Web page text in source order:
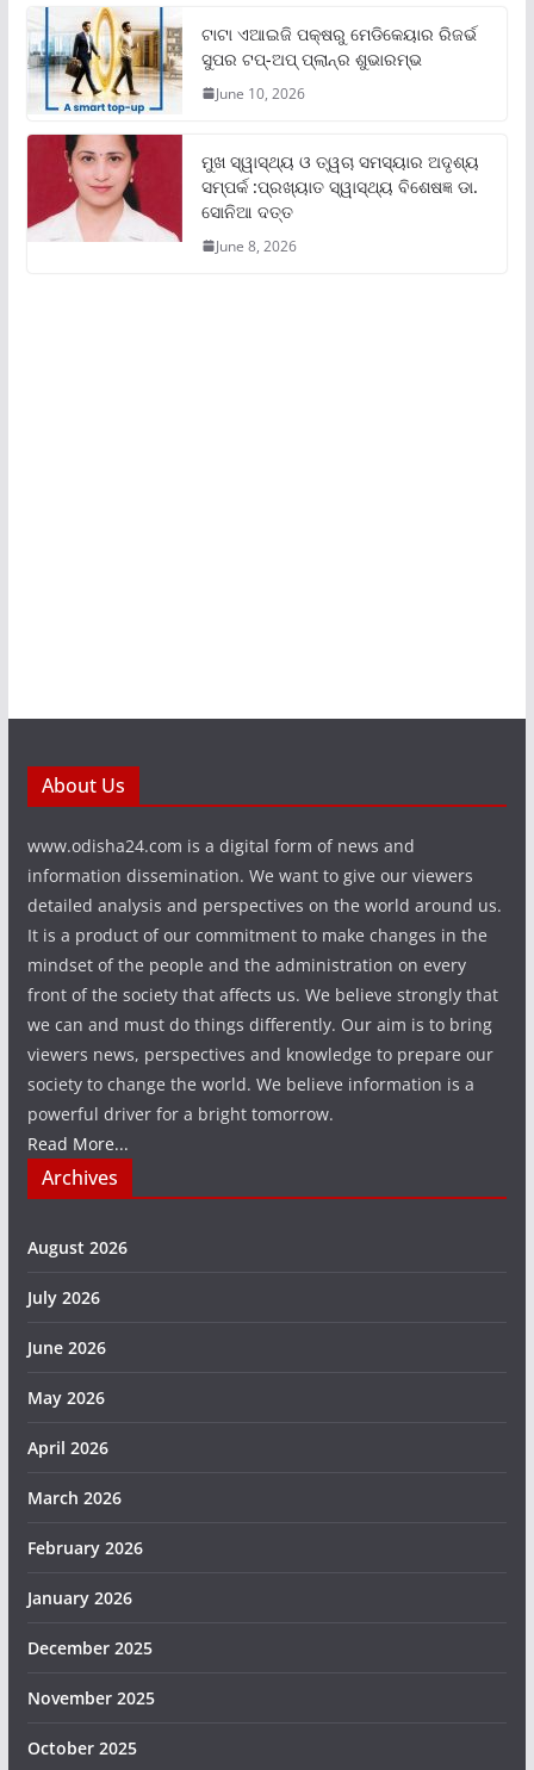
ଟାଟା ଏଆଇଜି ପକ୍ଷରୁ ମେଡିକେୟାର ରିଜର୍ଭ
ସୁପର ଟପ୍‌-ଅପ୍ ପ୍ଲାନ୍‌ର ଶୁଭାରମ୍ଭ
June 10, 2026
ମୁଖ ସ୍ୱାସ୍ଥ୍ୟ ଓ ତ୍ୱଚା ସମସ୍ୟାର ଅଦୃଶ୍ୟ
ସମ୍ପର୍କ :ପ୍ରଖ୍ୟାତ ସ୍ୱାସ୍ଥ୍ୟ ବିଶେଷଜ୍ଞ ଡା.
ସୋନିଆ ଦତ୍ତ
June 8, 2026
About Us
www.odisha24.com is a digital form of news and
information dissemination. We want to give our viewers
detailed analysis and perspectives on the world around us.
It is a product of our commitment to make changes in the
mindset of the people and the administration on every
front of the society that affects us. We believe strongly that
we can and must do things differently. Our aim is to bring
viewers news, perspectives and knowledge to prepare our
society to change the world. We believe information is a
powerful driver for a bright tomorrow.
Read More...
Archives
August 2026
July 2026
June 2026
May 2026
April 2026
March 2026
February 2026
January 2026
December 2025
November 2025
October 2025